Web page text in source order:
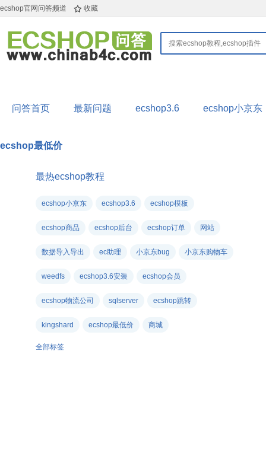
ecshop官网问答频道  收藏
问答首页 最新问题 ecshop3.6 ecshop小京东
ecshop最低价
最热ecshop教程
ecshop小京东 ecshop3.6 ecshop模板
ecshop商品 ecshop后台 ecshop订单 网站
数据导入导出 ec助理 小京东bug 小京东购物车
weedfs ecshop3.6安装 ecshop会员
ecshop物流公司 sqlserver ecshop跳转
kingshard ecshop最低价 商城
全部标签